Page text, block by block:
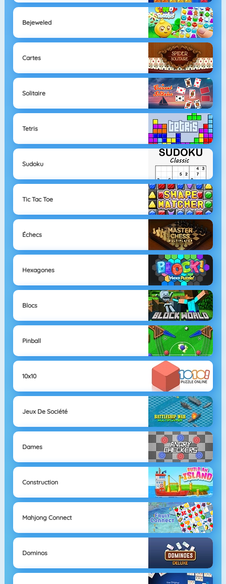
Bejeweled
Cartes
Solitaire
Tetris
Sudoku
Tic Tac Toe
Échecs
Hexagones
Blocs
Pinball
10x10
Jeux De Société
Dames
Construction
Mahjong Connect
Dominos